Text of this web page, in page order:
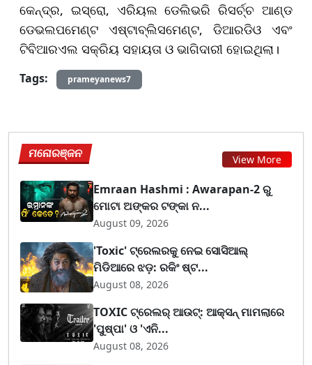
କେନ୍ଦ୍ର, ଇସ୍ରୋ, ଏରିୟଲ ଡେଲିଭରି ରିସର୍ଚ୍ଚ ଆଣ୍ଡ
ଡେଭଲପମେଣ୍ଟ ଏଷ୍ଟାବ୍ଲିସମେଣ୍ଟ, ଡିଆରଡିଓ ଏବଂ
ଟିବିଆରଏଲ ସକ୍ରିୟ ସହାୟତା ଓ ଭାଗିଦାରୀ ହୋଇଥିଲା।
Tags: prameyanews7
ମନୋରଞ୍ଜନ View More
Emraan Hashmi : Awarapan-2 ରୁ
ମୋଟା ଅଙ୍କର ଟଙ୍କା ନ...
August 09, 2026
'Toxic' ଟ୍ରେଲରକୁ ନେଇ ସୋସିଆଲ୍
ମିଡିଆରେ ଝଡ଼: ରକିଂ ଷ୍ଟ...
August 08, 2026
TOXIC ଟ୍ରେଲର୍ ଆଉଟ୍: ଆକ୍ସନ୍ ମାମଲାରେ
'ପୁଷ୍ପା' ଓ 'ଏନି...
August 08, 2026